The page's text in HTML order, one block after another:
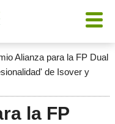
Alianza para la FP Dual
de Isover y
la FP